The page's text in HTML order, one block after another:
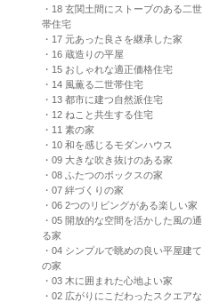
・18 玄関土間にストーブのある二世
帯住宅
・17 元あった良さを継承した家
・16 蔵造りの平屋
・15 おしゃれな適正価格住宅
・14 風薫る二世帯住宅
・13 都市に建つ自然派住宅
・12 ねこと共生する住宅
・11 素の家
・10 和を感じるモダンハウス
・09 大きな吹き抜けのある家
・08 ふたつのボックスの家
・07 絆づくりの家
・06 2つのリビングがある楽しい家
・05 開放的な空間を活かした風の通
る家
・04 シンプルで眺めの良い平屋建て
の家
・03 木に囲まれた心地よい家
・02 広がりにこだわったスクエアな